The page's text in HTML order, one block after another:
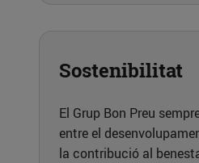
Sostenibilitat
El Grup Bon Preu
entre el
la contribució al